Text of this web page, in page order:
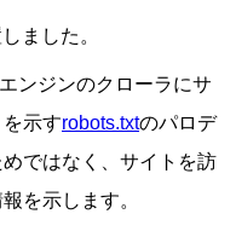
ました。
ンジンのクローラにサ
示すrobots.txtのパロデ
ではなく、サイトを訪
を示します。